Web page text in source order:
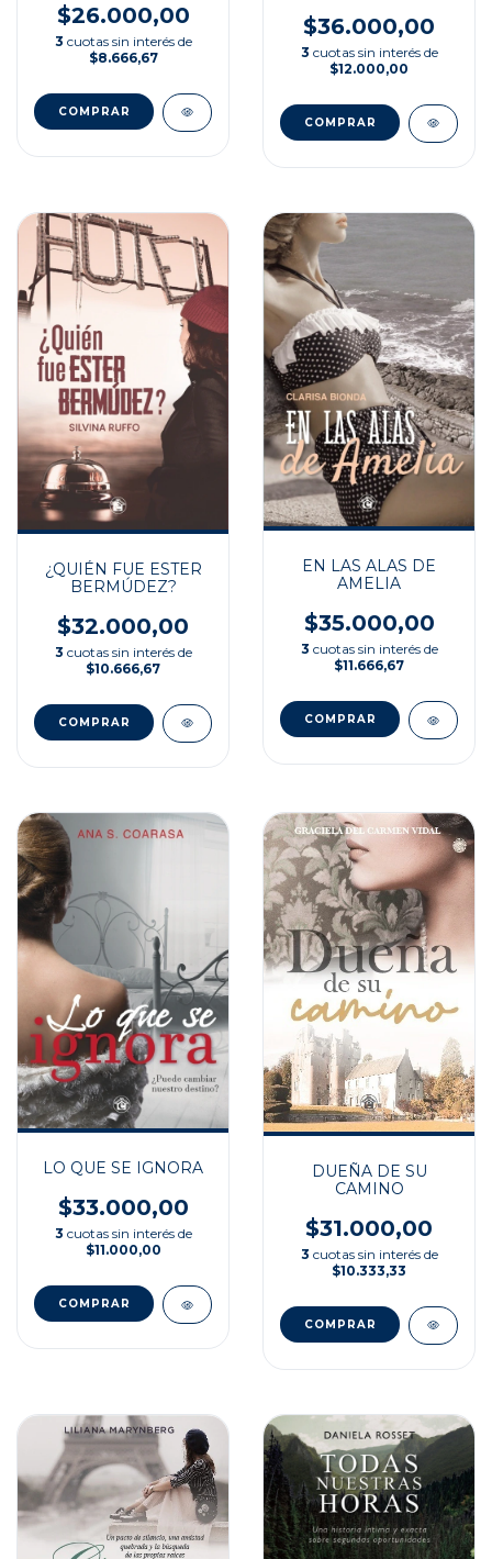
$26.000,00
3 cuotas sin interés de
$8.666,67
$36.000,00
3 cuotas sin interés de
$12.000,00
¿QUIÉN FUE ESTER
BERMÚDEZ?
$32.000,00
3 cuotas sin interés de
$10.666,67
EN LAS ALAS DE
AMELIA
$35.000,00
3 cuotas sin interés de
$11.666,67
LO QUE SE IGNORA
$33.000,00
3 cuotas sin interés de
$11.000,00
DUEÑA DE SU
CAMINO
$31.000,00
3 cuotas sin interés de
$10.333,33